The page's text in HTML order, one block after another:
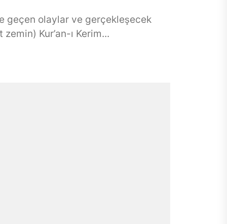
geçen olaylar ve gerçekleşecek
Kur’an-ı Kerim...